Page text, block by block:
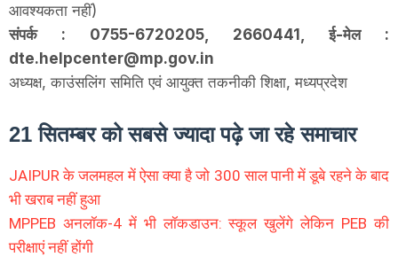
आवश्यकता नहीं)
संपर्क : 0755-6720205, 2660441, ई-मेल :
dte.helpcenter@mp.gov.in
अध्यक्ष, काउंसलिंग समिति एवं आयुक्त तकनीकी शिक्षा, मध्यप्रदेश
21 सितम्बर को सबसे ज्यादा पढ़े जा रहे समाचार
JAIPUR के जलमहल में ऐसा क्या है जो 300 साल पानी में डूबे रहने के बाद
भी खराब नहीं हुआ
MPPEB अनलॉक-4 में भी लॉकडाउन: स्कूल खुलेंगे लेकिन PEB की
परीक्षाएं नहीं होंगी